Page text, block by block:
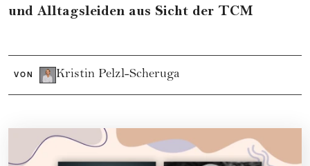
und Alltagsleiden aus Sicht der TCM
VON Kristin Pelzl-Scheruga